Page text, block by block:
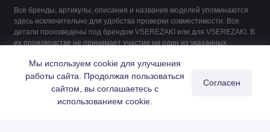
Все бренды, артикулы, описания и названия моделей упоминаются
здесь исключительно для удобства проверки совместимости. Все
детали произведены под брендом VSEREZAKI или для VSEREZAKI. В
их производстве не принимает участие ни один из указанных
Мы используем cookie для улучшения
работы сайта. Продолжая пользоваться
сайтом, вы соглашаетесь с
использованием cookie.
Согласен